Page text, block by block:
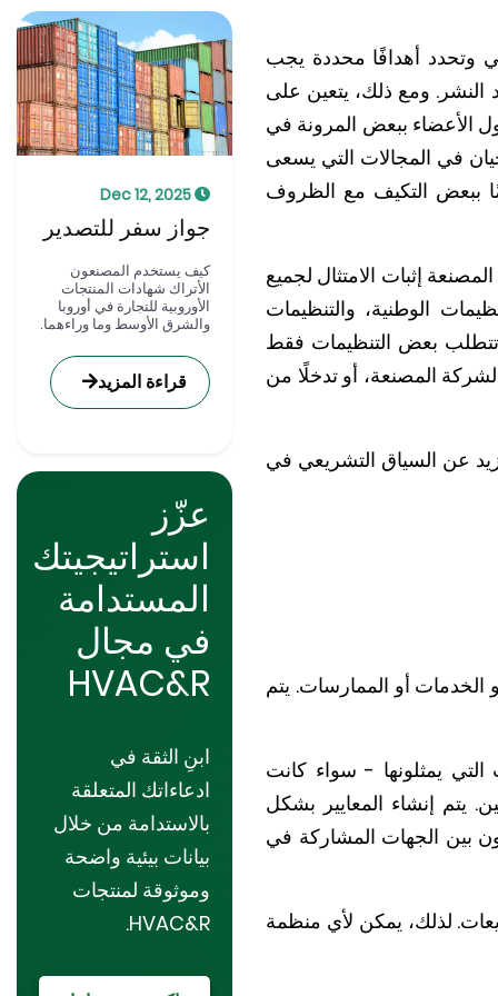
وتحدد أهدافًا محددة يجب
النشر. ومع ذلك، يتعين على
الأعضاء ببعض المرونة في
في المجالات التي يسعى
ببعض التكيف مع الظروف
إثبات الامتثال لجميع
الوطنية، والتنظيمات
تتطلب بعض التنظيمات فقط
المصنعة، أو تدخلًا من
عن السياق التشريعي في
الخدمات أو الممارسات. يتم
التي يمثلونها - سواء كانت
إنشاء المعايير بشكل
بين الجهات المشاركة في
لذلك، يمكن لأي منظمة
جواز سفر للتصدير
كيف يستخدم المصنعون
الأتراك شهادات المنتجات
الأوروبية للتجارة في أوروبا
والشرق الأوسط وما وراءهما.
قراءة المزيد
عزّز
استراتيجيتك
المستدامة
في مجال
HVAC&R
ابنِ الثقة في
ادعاءاتك المتعلقة
بالاستدامة من خلال
بيانات بيئية واضحة
وموثوقة لمنتجات
HVAC&R.